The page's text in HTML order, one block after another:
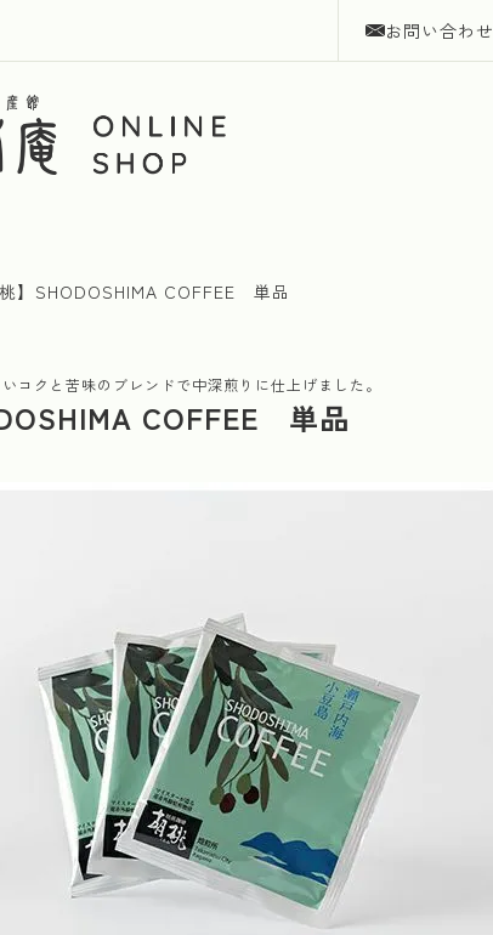
お問い合わせ
】SHODOSHIMA COFFEE 単品
コクと苦味のブレンドで中深煎りに仕上げました。
COFFEE 単品